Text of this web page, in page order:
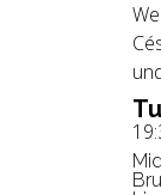
Tu